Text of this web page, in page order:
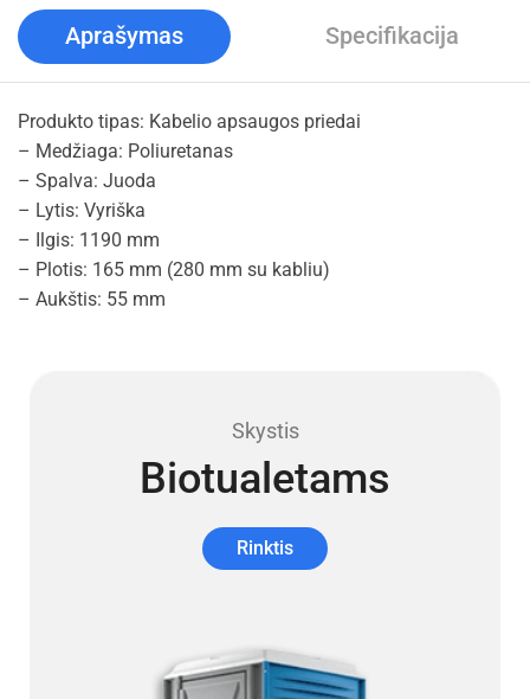
Aprašymas Specifikacija
Produkto tipas: Kabelio apsaugos priedai
– Medžiaga: Poliuretanas
– Spalva: Juoda
– Lytis: Vyriška
– Ilgis: 1190 mm
– Plotis: 165 mm (280 mm su kabliu)
– Aukštis: 55 mm
Skystis
Biotualetams
Rinktis